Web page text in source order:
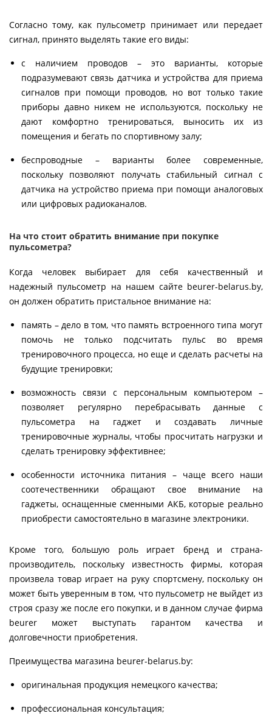
Согласно тому, как пульсометр принимает или передает
сигнал, принято выделять такие его виды:
с наличием проводов – это варианты, которые
подразумевают связь датчика и устройства для приема
сигналов при помощи проводов, но вот только такие
приборы давно никем не используются, поскольку не
дают комфортно тренироваться, выносить их из
помещения и бегать по спортивному залу;
беспроводные – варианты более современные,
поскольку позволяют получать стабильный сигнал с
датчика на устройство приема при помощи аналоговых
или цифровых радиоканалов.
На что стоит обратить внимание при покупке
пульсометра?
Когда человек выбирает для себя качественный и
надежный пульсометр на нашем сайте beurer-belarus.by,
он должен обратить пристальное внимание на:
память – дело в том, что память встроенного типа могут
помочь не только подсчитать пульс во время
тренировочного процесса, но еще и сделать расчеты на
будущие тренировки;
возможность связи с персональным компьютером –
позволяет регулярно перебрасывать данные с
пульсометра на гаджет и создавать личные
тренировочные журналы, чтобы просчитать нагрузки и
сделать тренировку эффективнее;
особенности источника питания – чаще всего наши
соотечественники обращают свое внимание на
гаджеты, оснащенные сменными АКБ, которые реально
приобрести самостоятельно в магазине электроники.
Кроме того, большую роль играет бренд и страна-
производитель, поскольку известность фирмы, которая
произвела товар играет на руку спортсмену, поскольку он
может быть уверенным в том, что пульсометр не выйдет из
строя сразу же после его покупки, и в данном случае фирма
beurer может выступать гарантом качества и
долговечности приобретения.
Преимущества магазина beurer-belarus.by:
оригинальная продукция немецкого качества;
профессиональная консультация;